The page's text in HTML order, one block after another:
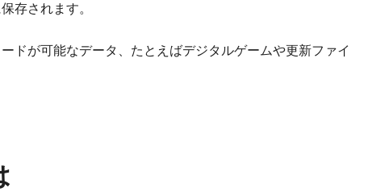
存されます。
ドが可能なデータ、たとえばデジタルゲームや更新ファイ